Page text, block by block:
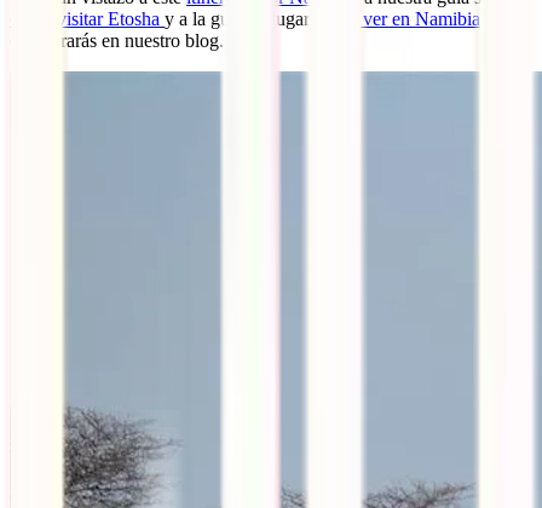
cómo visitar Etosha y a la guía de lugares que ver en Namibia
encontrarás en nuestro blog.